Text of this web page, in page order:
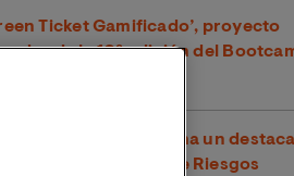
Ticket Gamificado’, proyecto
de la 10ª edición del
estudiante de VIU gana un
en Prevención de Riesgos